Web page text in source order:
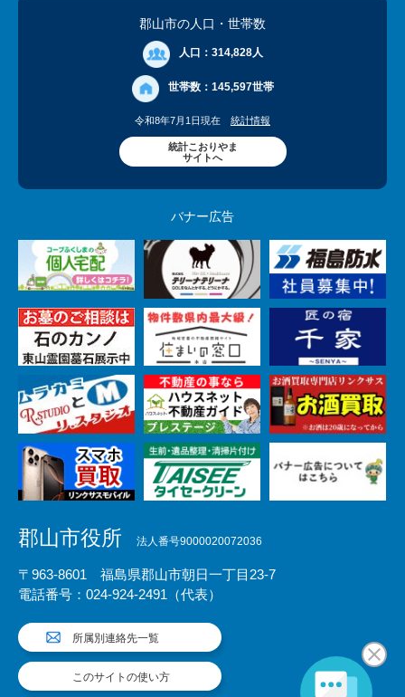
郡山市の人口 ・世帯数
人口： 314,828人
世帯数： 145,597世帯
令和8年7月1日現在 統計情報
統計こおりやま
サイトへ
バナー広告
郡山市役所 法人番号9000020072036
〒963-8601 福島県郡山市朝日一丁目23-7
電話番号：024-924-2491（代表）
所属別連絡先一覧
このサイトの使い方